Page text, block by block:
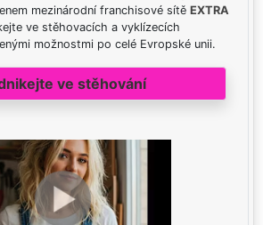
mezinárodní franchisové sítě EXTRA
ve stěhovacích a vyklízecích
možnostmi po celé Evropské unii.
ve stěhování